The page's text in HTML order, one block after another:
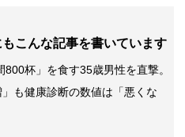
こんな記事を書いています
800杯」を食す35歳男性を直撃。
」も健康診断の数値は「悪くな